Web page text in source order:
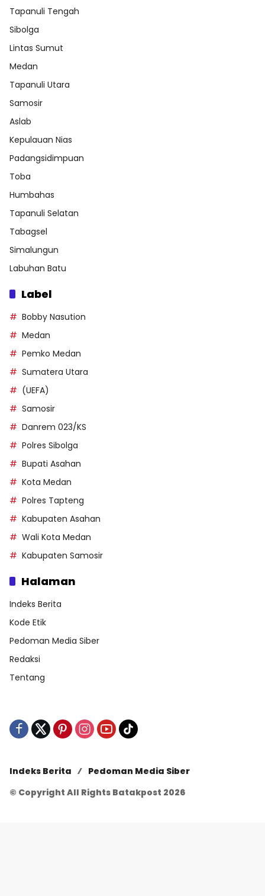
Tapanuli Tengah
Sibolga
Lintas Sumut
Medan
Tapanuli Utara
Samosir
Aslab
Kepulauan Nias
Padangsidimpuan
Toba
Humbahas
Tapanuli Selatan
Tabagsel
Simalungun
Labuhan Batu
Label
Bobby Nasution
Medan
Pemko Medan
Sumatera Utara
(UEFA)
Samosir
Danrem 023/KS
Polres Sibolga
Bupati Asahan
Kota Medan
Polres Tapteng
Kabupaten Asahan
Wali Kota Medan
Kabupaten Samosir
Halaman
Indeks Berita
Kode Etik
Pedoman Media Siber
Redaksi
Tentang
Indeks Berita
Pedoman Media Siber
© Copyright All Rights Batakpost 2026